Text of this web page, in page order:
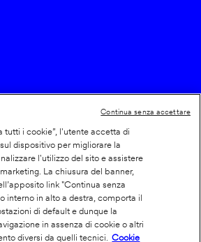
tutti i cookie”, l'utente accetta di
dispositivo per migliorare la
l'utilizzo del sito e assistere
La chiusura del banner,
link "Continua senza
interno in alto a destra, comporta il
di default e dunque la
in assenza di cookie o altri
diversi da quelli tecnici.
Cookie
Continua senza accettare